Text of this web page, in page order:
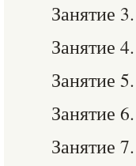
Занятие
Занятие
Занятие
Занятие
Занятие